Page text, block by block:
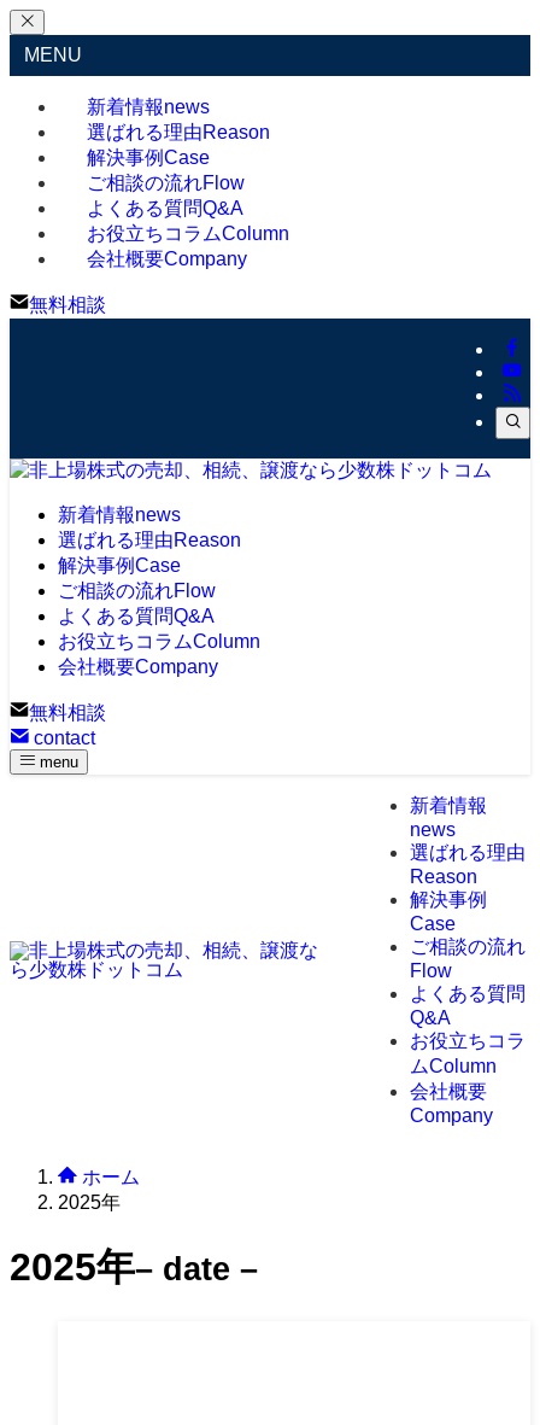
MENU
新着情報news
選ばれる理由Reason
解決事例Case
ご相談の流れFlow
よくある質問Q&A
お役立ちコラムColumn
会社概要Company
無料相談
新着情報news
選ばれる理由Reason
解決事例Case
ご相談の流れFlow
よくある質問Q&A
お役立ちコラムColumn
会社概要Company
無料相談
contact
menu
新着情報
news
選ばれる理由
Reason
解決事例
Case
ご相談の流れ
Flow
よくある質問
Q&A
お役立ちコラ
ムColumn
会社概要
Company
ホーム
2025年
2025年– date –